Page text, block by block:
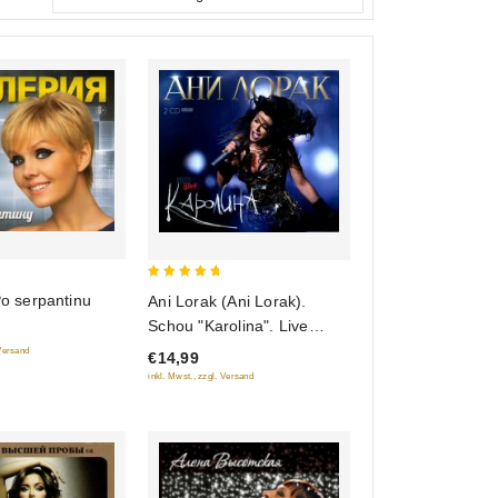
serpantinu
Ani Lorak (Ani Lorak).
Schou "Karolina". Live
(2CD) (Geschenkausgabe)
€14,99
inkl. Mwst., zzgl. Versand